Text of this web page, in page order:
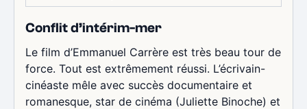
Conflit d’intérim-mer
Le film d’Emmanuel Carrère est très beau tour de
force. Tout est extrêmement réussi. L’écrivain-
cinéaste mêle avec succès documentaire et
romanesque, star de cinéma (Juliette Binoche) et